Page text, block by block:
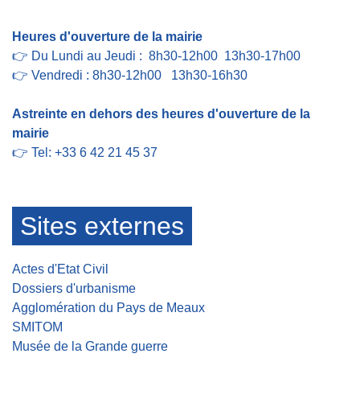
Heures d'ouverture de la mairie
👉 Du Lundi au Jeudi : 8h30-12h00 13h30-17h00
👉 Vendredi : 8h30-12h00 13h30-16h30
Astreinte en dehors des heures d'ouverture de la
mairie
👉 Tel: +33 6 42 21 45 37
Sites externes
Actes d'Etat Civil
Dossiers d'urbanisme
Agglomération du Pays de Meaux
SMITOM
Musée de la Grande guerre